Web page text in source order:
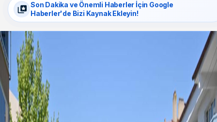
Son Dakika ve Önemli Haberler İçin Google
Haberler'de Bizi Kaynak Ekleyin!